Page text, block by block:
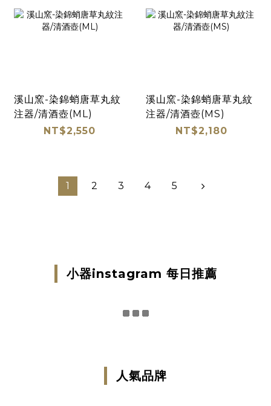
溪山窯-染錦蛸唐草丸紋
注器/清酒壺(ML)
NT$2,550
溪山窯-染錦蛸唐草丸紋
注器/清酒壺(MS)
NT$2,180
1 2 3 4 5
小器instagram 每日推薦
人氣品牌